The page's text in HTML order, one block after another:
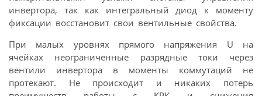
инвертора, так как интегральный диод к моменту
фиксации восстановит свои вентильные свойства.
При малых уровнях прямого напряжения U на
ячейках неограниченные разрядные токи через
вентили инвертора в моменты коммутаций не
протекают. Не происходит и никаких потерь